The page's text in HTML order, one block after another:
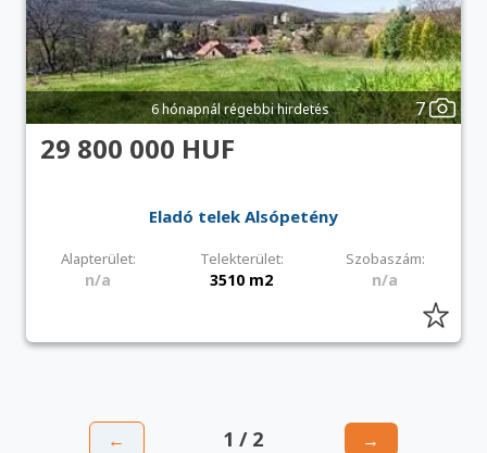
6 hónapnál régebbi hirdetés 7
29 800 000 HUF
Eladó telek Alsópetény
Alapterület: Telekterület: Szobaszám:
n/a 3510 m2 n/a
← 1 / 2 →